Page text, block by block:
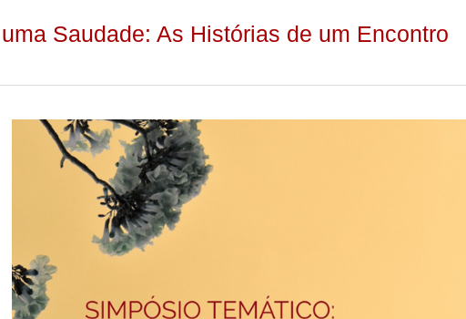
Saudade: As Histórias de um Encontro